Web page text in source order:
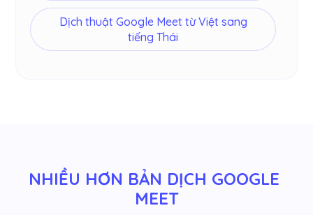
Dịch thuật Google Meet từ Việt sang
tiếng Thái
NHIỀU HƠN BẢN DỊCH GOOGLE
MEET